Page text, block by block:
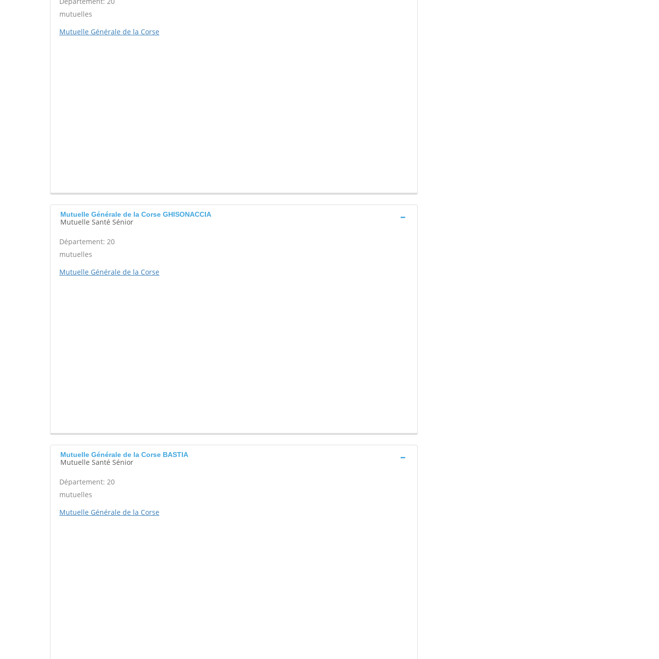
mutuelles
Mutuelle Générale de la Corse
Mutuelle Générale de la Corse GHISONACCIA
Mutuelle Santé Sénior
Département: 20
mutuelles
Mutuelle Générale de la Corse
Mutuelle Générale de la Corse BASTIA
Mutuelle Santé Sénior
Département: 20
mutuelles
Mutuelle Générale de la Corse